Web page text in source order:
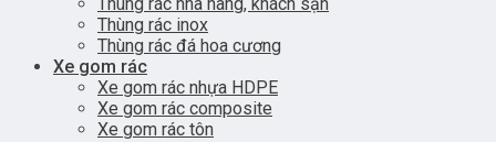
Thùng rác inox
Thùng rác đá hoa cương
Xe gom rác
Xe gom rác nhựa HDPE
Xe gom rác composite
Xe gom rác tôn